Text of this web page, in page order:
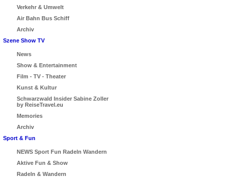
Verkehr & Umwelt
Air Bahn Bus Schiff
Archiv
Szene Show TV
News
Show & Entertainment
Film - TV - Theater
Kunst & Kultur
Schwarzwald Insider Sabine Zoller
by ReiseTravel.eu
Memories
Archiv
Sport & Fun
NEWS Sport Fun Radeln Wandern
Aktive Fun & Show
Radeln & Wandern